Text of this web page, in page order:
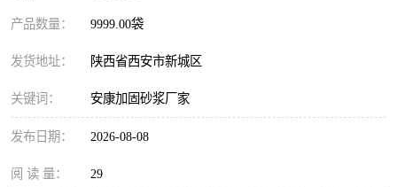
产品数量： 9999.00袋
发货地址： 陕西省西安市新城区
关键词： 安康加固砂浆厂家
发布日期： 2026-08-08
阅 读 量： 29